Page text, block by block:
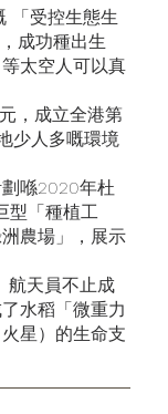
「受控生態生
成功種出生
太空人可以真
，成立全港第
少人多嘅環境
喺2020年杜
型「種植工
農場」，展示
航天員不止成
水稻「微重力
星）的生命支